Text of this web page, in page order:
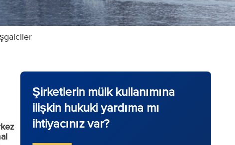
Şirketlerin mülk kullanımına
ilişkin hukuki yardıma mı
ihtiyacınız var?